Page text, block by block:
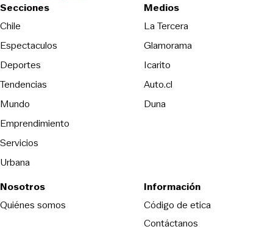
Secciones
Chile
Espectaculos
Deportes
Tendencias
Mundo
Emprendimiento
Servicios
Urbana
Medios
La TerceraOpens in new
Glamorama
Icarito
Auto.cl
DunaOpens in new window
Nosotros
Quiénes somos
Información
Código de eticaOpens in new
Contáctanos